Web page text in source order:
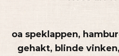
oa speklappen,
gehakt, blinde